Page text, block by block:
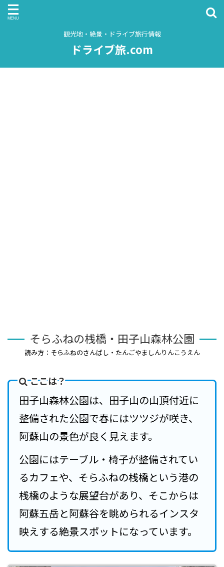
観光地・絶景・ドライブ旅行情報
ドライブ旅.com
そらふねの桟橋・田子山森林公園
読み方：そらふねのさんばし・たんごやましんりんこうえん
ここは？
田子山森林公園は、田子山の山頂付近に
整備された公園で春にはツツジが咲き、
阿蘇山の景色が良く見えます。
公園にはテーブル・椅子が整備されてい
るカフェや、そらふねの桟橋という港の
桟橋のような展望台があり、そこからは
阿蘇五岳と阿蘇谷を眺められるインスタ
映えする絶景スポットになっています。